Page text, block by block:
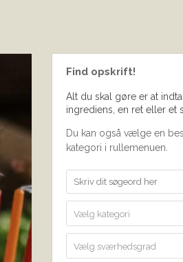
Find opskrift!
Alt du skal gøre er at
ingrediens, en ret eller et
Du kan også vælge en
kategori i rullemenuen.
Vælg kategori
Vælg sværhedsgrad